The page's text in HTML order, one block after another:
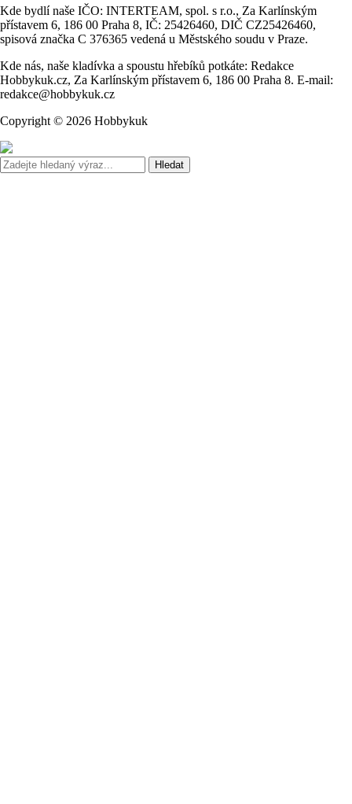
Kde bydlí naše IČO: INTERTEAM, spol. s r.o., Za Karlínským
přístavem 6, 186 00 Praha 8, IČ: 25426460, DIČ CZ25426460,
spisová značka C 376365 vedená u Městského soudu v Praze.
Kde nás, naše kladívka a spoustu hřebíků potkáte: Redakce
Hobbykuk.cz, Za Karlínským přístavem 6, 186 00 Praha 8. E-mail:
redakce@hobbykuk.cz
Copyright © 2026 Hobbykuk